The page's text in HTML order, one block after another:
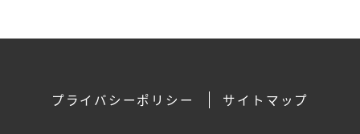
プライバシーポリシー サイトマップ